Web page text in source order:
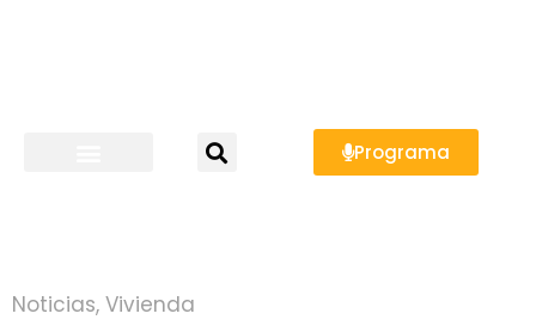
Programa
Noticias, Vivienda